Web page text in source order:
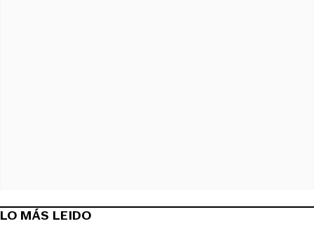
LO MÁS LEIDO